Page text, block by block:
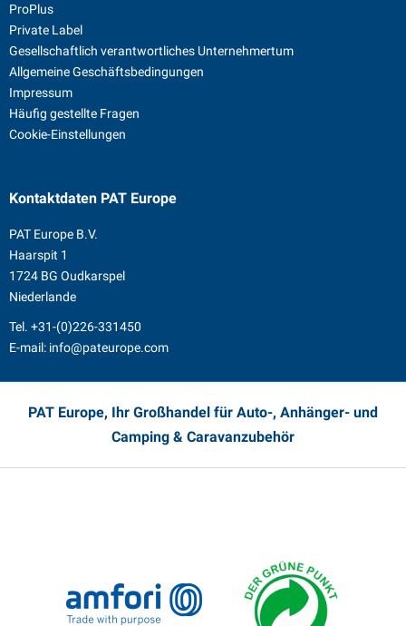
ProPlus
Private Label
Gesellschaftlich verantwortliches Unternehmertum
Allgemeine Geschäftsbedingungen
Impressum
Häufig gestellte Fragen
Cookie-Einstellungen
Kontaktdaten PAT Europe
PAT Europe B.V.
Haarspit 1
1724 BG Oudkarspel
Niederlande
Tel. +31-(0)226-331450
E-mail: info@pateurope.com
PAT Europe, Ihr Großhandel für Auto-, Anhänger- und
Camping & Caravanzubehör